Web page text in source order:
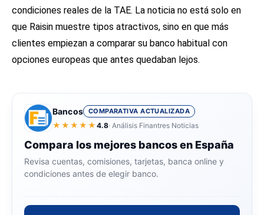
condiciones reales de la TAE. La noticia no está solo en
que Raisin muestre tipos atractivos, sino en que más
clientes empiezan a comparar su banco habitual con
opciones europeas que antes quedaban lejos.
Bancos COMPARATIVA ACTUALIZADA
★★★★★ 4.8· Análisis Finantres Noticias
Compara los mejores bancos en España
Revisa cuentas, comisiones, tarjetas, banca online y
condiciones antes de elegir banco.